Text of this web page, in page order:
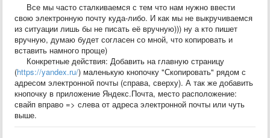
Все мы часто сталкиваемся с тем что нам нужно ввести
свою электронную почту куда-либо. И как мы не выкручиваемся
из ситуации лишь бы не писать её вручную))) ну а кто пишет
вручную, думаю будет согласен со мной, что копировать и
вставить намного проще)
Конкретные действия: Добавить на главную страницу
(https://yandex.ru/) маленькую кнопочку "Скопировать" рядом с
адресом электронной почты (справа, сверху). А так же добавить
кнопочку в приложение Яндекс.Почта, место расположение:
свайп вправо => слева от адреса электронной почты или чуть
выше.